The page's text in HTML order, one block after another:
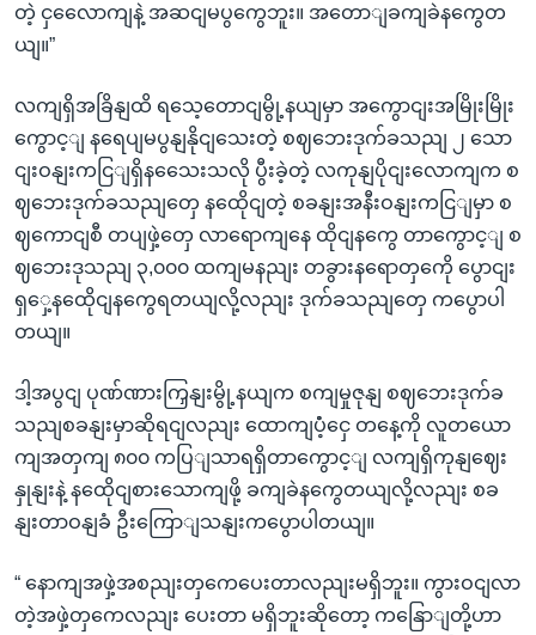
တဲ့ ငှလေောကျနဲ့ အဆငျမပွကွေဘူး။ အတောျခကျခဲနကွေတ
ယျ။”
လကျရှိအခြိနျထိ ရသေ့တောငျမွို့နယျမှာ အကွောငျးအမြိုးမြိုး
ကွောင့ျ နရေပျမပွနျနိုငျသေးတဲ့ စဈဘေးဒုက်ခသညျ ၂ သော
ငျးဝနျးကငြျရှိနသေေးသလို ပွီးခဲ့တဲ့ လကုနျပိုငျးလောကျက စ
ဈဘေးဒုက်ခသညျတှေ နထေိုငျတဲ့ စခနျးအနီးဝနျးကငြျမှာ စ
ဈကောငျစီ တပျဖှဲ့တှေ လာရောကျနေ ထိုငျနကွေ တာကွောင့ျ စ
ဈဘေးဒုသညျ ၃,၀၀၀ ထကျမနညျး တခွားနရောတှကေို ပွောငျး
ရှှေ့နထေိုငျနကွေရတယျလို့လညျး ဒုက်ခသညျတှေ ကပွောပါ
တယျ။
ဒါ့အပွငျ ပုဏ်ဏားကြှနျးမွို့နယျက စကျမှုဇုနျ စဈဘေးဒုက်ခ
သညျစခနျးမှာဆိုရငျလညျး ထောကျပံံ့ငှေ တနေ့ကို လူတယော
ကျအတှကျ ၈၀၀ ကပြျသာရရှိတာကွောင့ျ လကျရှိကုနျဈေး
နှုနျးနဲ့ နထေိုငျစားသောကျဖို့ ခကျခဲနကွေတယျလို့လညျး စခ
နျးတာဝနျခံ ဦးကြောျသနျးကပွောပါတယျ။
“ နောကျအဖှဲ့အစညျးတှကေပေးတာလညျးမရှိဘူး။ ကွားဝငျလာ
တဲ့အဖှဲ့တှကေလညျး ပေးတာ မရှိဘူးဆိုတော့ ကနြောျတို့ဟာ